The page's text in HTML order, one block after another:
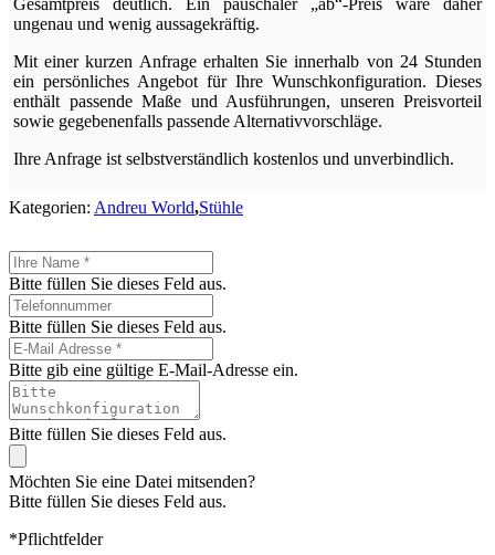
ungenau und wenig aussagekräftig.
Mit einer kurzen Anfrage erhalten Sie innerhalb von 24 Stunden
ein persönliches Angebot für Ihre Wunschkonfiguration. Dieses
enthält passende Maße und Ausführungen, unseren Preisvorteil
sowie gegebenenfalls passende Alternativvorschläge.
Ihre Anfrage ist selbstverständlich kostenlos und unverbindlich.
Kategorien: Andreu World,Stühle
Bitte füllen Sie dieses Feld aus.
Bitte füllen Sie dieses Feld aus.
Bitte gib eine gültige E-Mail-Adresse ein.
Bitte füllen Sie dieses Feld aus.
Möchten Sie eine Datei mitsenden?
Bitte füllen Sie dieses Feld aus.
*Pflichtfelder